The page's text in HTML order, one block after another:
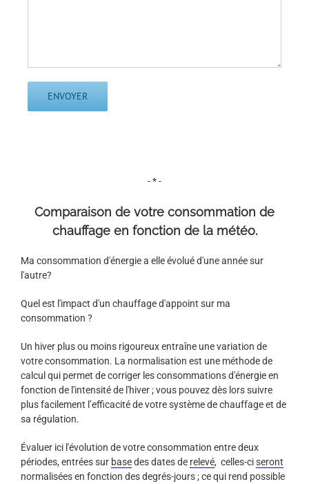
- * -
Comparaison de votre consommation de
chauffage en fonction de la météo.
Ma consommation d'énergie a elle évolué d'une année sur
l'autre?
Quel est l'impact d'un chauffage d'appoint sur ma
consommation ?
Un hiver plus ou moins rigoureux entraîne une variation de
votre consommation. La normalisation est une méthode de
calcul qui permet de corriger les consommations d'énergie en
fonction de l'intensité de l'hiver ; vous pouvez dès lors suivre
plus facilement l’efficacité de votre système de chauffage et de
sa régulation.
Évaluer ici l'évolution de votre consommation entre deux
périodes, entrées sur basedes dates de relevé, celles-ciseront
normalisées en fonction des degrés-jours ; ce qui rend possible